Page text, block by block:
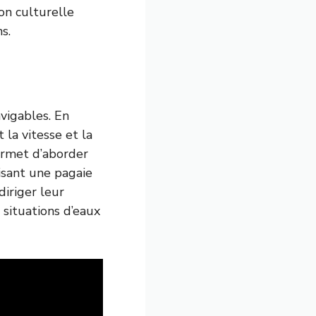
culturelle
En
la vitesse et la
d’aborder
une pagaie
leur
d’eaux